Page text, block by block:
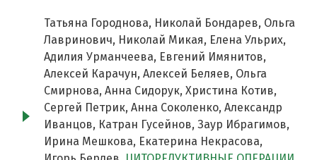
Татьяна Городнова, Николай Бондарев, Ольга
Лавринович, Николай Микая, Елена Ульрих,
Адилия Урманчеева, Евгений Имянитов,
Алексей Карачун, Алексей Беляев, Ольга
Смирнова, Анна Сидорук, Христина Котив,
Сергей Петрик, Анна Соколенко, Александр
Иванцов, Катран Гусейнов, Заур Ибрагимов,
Ирина Мешкова, Екатерина Некрасова,